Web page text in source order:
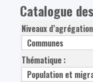
Catalogue
Niveaux
Thématique :